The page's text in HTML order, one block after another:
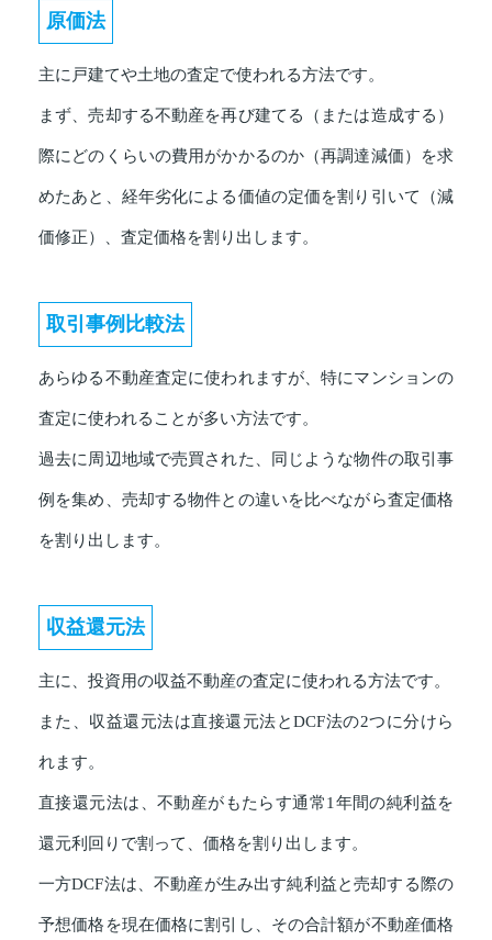
原価法
主に戸建てや土地の査定で使われる方法です。
まず、売却する不動産を再び建てる（または造成する）
際にどのくらいの費用がかかるのか（再調達減価）を求
めたあと、経年劣化による価値の定価を割り引いて（減
価修正）、査定価格を割り出します。
取引事例比較法
あらゆる不動産査定に使われますが、特にマンションの
査定に使われることが多い方法です。
過去に周辺地域で売買された、同じような物件の取引事
例を集め、売却する物件との違いを比べながら査定価格
を割り出します。
収益還元法
主に、投資用の収益不動産の査定に使われる方法です。
また、収益還元法は直接還元法とDCF法の2つに分けら
れます。
直接還元法は、不動産がもたらす通常1年間の純利益を
還元利回りで割って、価格を割り出します。
一方DCF法は、不動産が生み出す純利益と売却する際の
予想価格を現在価格に割引し、その合計額が不動産価格